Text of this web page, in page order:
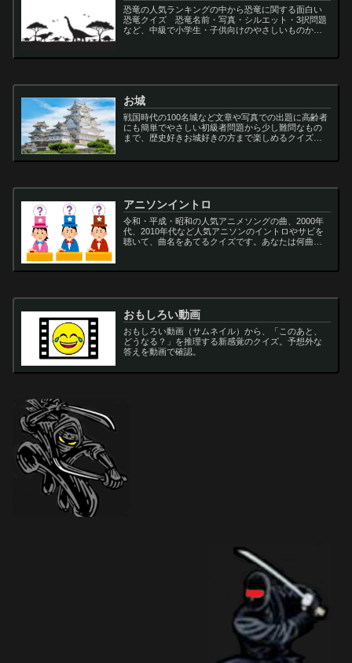
恐竜の人気ランキングの中から恐竜に関する面白い
恐竜クイズ 恐竜名前・写真・シルエット・3択問題
など、中級で小学生・子供向けのやさしいものから
サ...
お城
戦国時代の100名城など文章や写真での出題に高齢者
にも簡単でやさしい初級者問題から少し難問なもの
まで、歴史好きお城好きの方まで楽しめるクイズで
アニソンイントロ
令和・平成・昭和の人気アニメソングの曲、2000年
代、2010年代など人気アニソンのイントロやサビを
聴いて、曲名をあてるクイズです。あなたは何曲わ
おもしろい動画
おもしろい動画（サムネイル）から、「このあと、
どうなる？」を推理する新感覚のクイズ。予想外な
答えを動画で確認。